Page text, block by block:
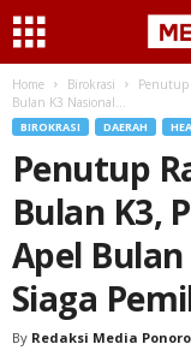
Home Birokrasi
Penutup
Bulan K3 Nasional...
BIROKRASI DAERAH
Penutup
Bulan K3,
Apel
Siaga
By Redaksi Media